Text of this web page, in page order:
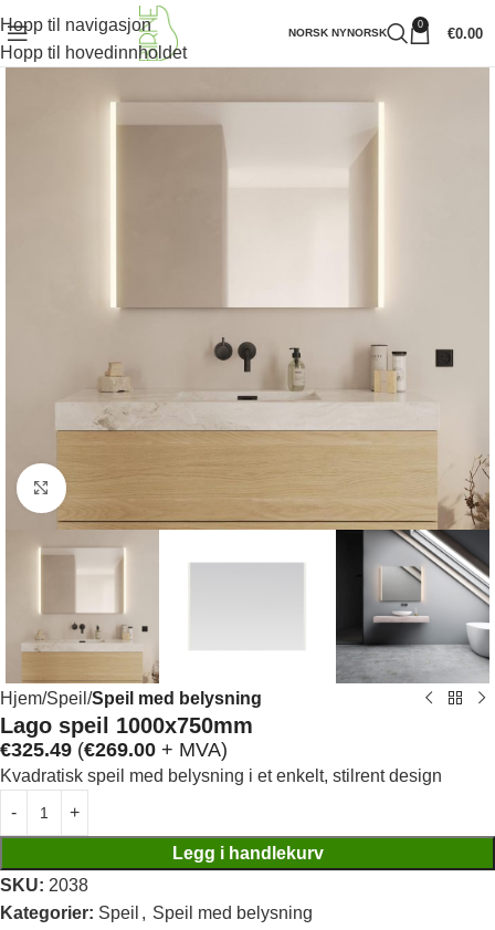
Hopp til navigasjon
Hopp til hovedinnholdet
NORSK NYNORSK
0
€0.00
Klikk for å forstørre
Hjem Speil Speil med belysning
Lago speil 1000x750mm
€325.49 (€269.00 + MVA)
Kvadratisk speil med belysning i et enkelt, stilrent design
Legg i handlekurv
SKU: 2038
Kategorier: Speil , Speil med belysning